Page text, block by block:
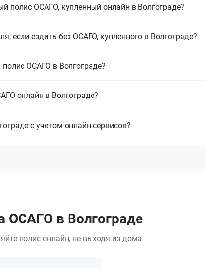
полис ОСАГО, купленный онлайн в Волгограде?
если ездить без ОСАГО, купленного в Волгограде?
ОСАГО в Волгограде?
онлайн в Волгограде?
с учетом онлайн-сервисов?
ОСАГО в Волгограде
полис онлайн, не выходя из дома